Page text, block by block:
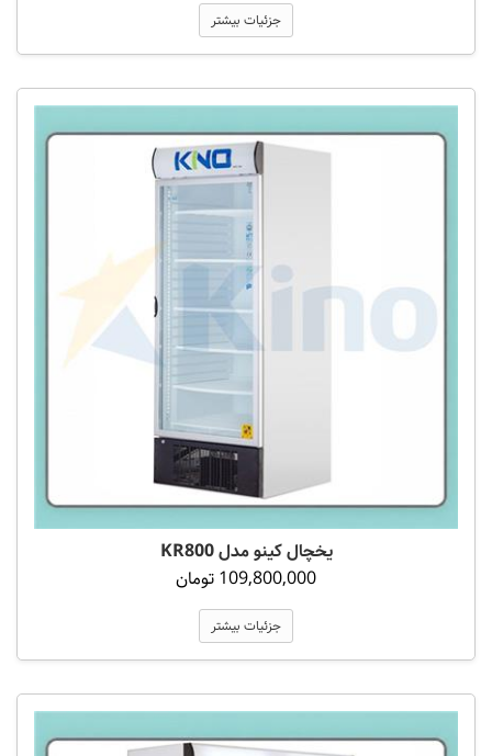
جزئیات بیشتر
یخچال کینو مدل KR800
109,800,000 تومان
جزئیات بیشتر